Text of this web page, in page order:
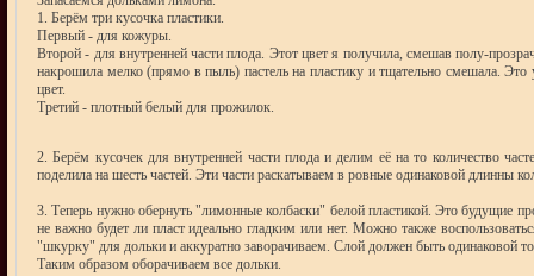
1. Берём три кусочка пластики.
Первый - для кожуры.
Второй - для внутренней части плода. Этот цвет я получила, смешав полу-
накрошила мелко (прямо в пыль) пастель на пластику и тщательно смешала.
цвет.
Третий - плотный белый для прожилок.
2. Берём кусочек для внутренней части плода и делим её на то количество
поделила на шесть частей. Эти части раскатываем в ровные одинаковой длинны
3. Теперь нужно обернуть "лимонные колбаски" белой пластикой. Это будущие
не важно будет ли пласт идеально гладким или нет. Можно также
"шкурку" для дольки и аккуратно заворачиваем. Слой должен быть одинаковой
Таким образом оборачиваем все дольки.